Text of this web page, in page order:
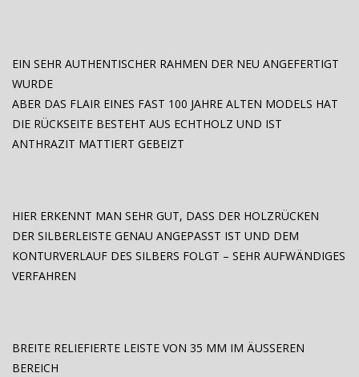
EIN SEHR AUTHENTISCHER RAHMEN DER NEU ANGEFERTIGT
WURDE
ABER DAS FLAIR EINES FAST 100 JAHRE ALTEN MODELS HAT
DIE RÜCKSEITE BESTEHT AUS ECHTHOLZ UND IST
ANTHRAZIT MATTIERT GEBEIZT
HIER ERKENNT MAN SEHR GUT, DASS DER HOLZRÜCKEN
DER SILBERLEISTE GENAU ANGEPASST IST UND DEM
KONTURVERLAUF DES SILBERS FOLGT – SEHR AUFWÄNDIGES
VERFAHREN
BREITE RELIEFIERTE LEISTE VON 35 MM IM ÄUSSEREN
BEREICH